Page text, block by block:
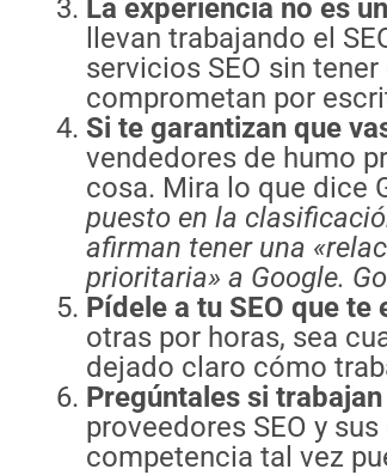
La experiencia no es
llevan trabajando el
servicios SEO sin
comprometan por
Si te garantizan que
vendedores de humo
cosa. Mira lo que dice
puesto en la
afirman tener una
prioritaria» a Google.
Pídele a tu SEO que
otras por horas, sea
dejado claro cómo
Pregúntales si
proveedores SEO y
competencia tal vez